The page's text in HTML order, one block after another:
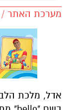
מערכת האתר / 16:22 25.10.15
אדל, מלכת